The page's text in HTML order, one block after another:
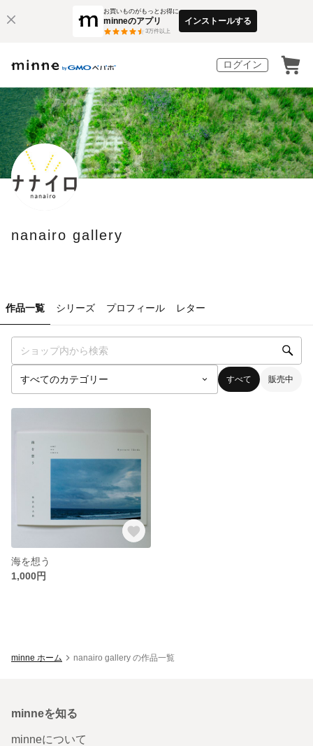
お買いものがもっとお得に
minneのアプリ
3万件以上
インストールする
ログイン
nanairo gallery
作品一覧 シリーズ プロフィール レター
すべて 販売中
海を想う
1,000円
minne ホーム nanairo gallery の作品一覧
minneを知る
minneについて